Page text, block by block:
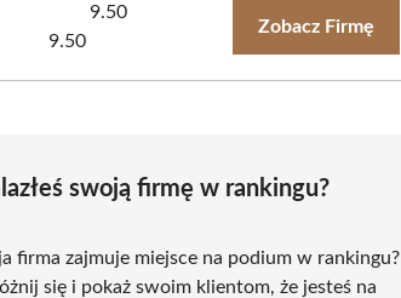
9.50
9.50
Zobacz Firmę
swoją firmę w rankingu?
firma zajmuje miejsce na podium w rankingu?
się i pokaż swoim klientom, że jesteś na